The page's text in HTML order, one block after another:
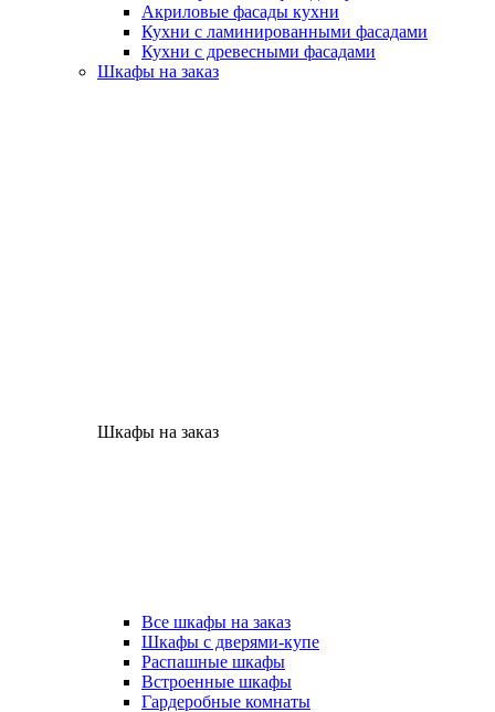
Акриловые фасады кухни
Кухни с ламинированными фасадами
Кухни с древесными фасадами
Шкафы на заказ
Шкафы на заказ
Все шкафы на заказ
Шкафы с дверями-купе
Распашные шкафы
Встроенные шкафы
Гардеробные комнаты